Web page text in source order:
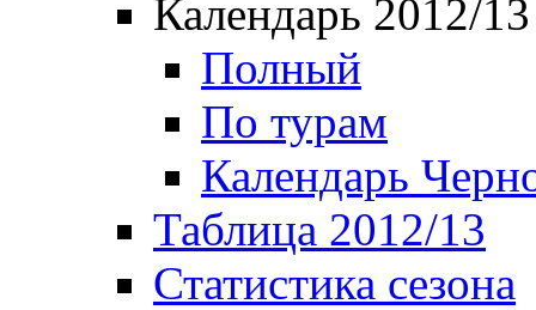
Календарь 2012/13
Полный
По турам
Календарь
Таблица 2012/13
Статистика сезона